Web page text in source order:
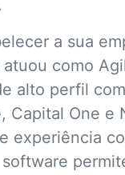
a sua
como
alto perfil
Capital One e
experiência